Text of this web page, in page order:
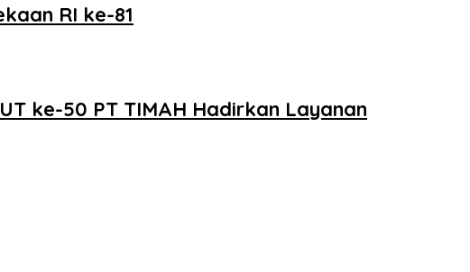
RI ke-81
ke-50 PT TIMAH Hadirkan Layanan